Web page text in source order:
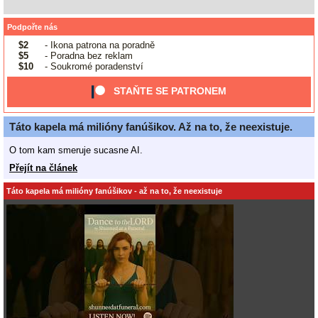
Podpořte nás
$2
- Ikona patrona na poradně
$5
- Poradna bez reklam
$10
- Soukromé poradenství
STAŇTE SE PATRONEM
Táto kapela má milióny fanúšikov. Až na to, že neexistuje.
O tom kam smeruje sucasne AI.
Přejít na článek
Táto kapela má milióny fanúšikov - až na to, že neexistuje